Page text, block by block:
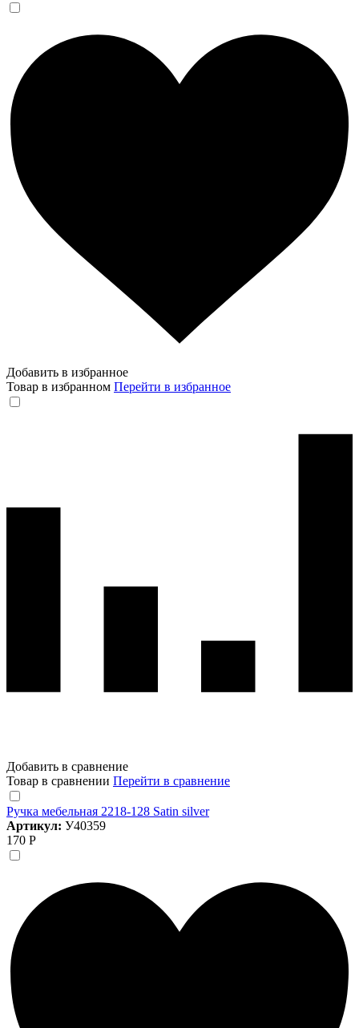
Добавить в избранное
Товар в избранном Перейти в избранное
Добавить в сравнение
Товар в сравнении Перейти в сравнение
Ручка мебельная 2218-128 Satin silver
Артикул: У40359
170 Р